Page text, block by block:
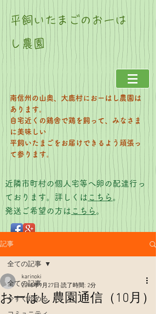
平飼いたまごのおーは
し農園
南信州の山奥、大鹿村におーはし農園は
あります。
自宅近くの鷄舎で鶏を飼って、みなさま
に美味しい
​平飼いたまごをお届けできるよう頑張っ
て参ります。
近隣市町村の個人宅等へ卵の配達行っ
ております。詳しくは こちら 。
​発送ご希望の方は こちら 。
記事
全ての記事
今すぐ始める
全ての記事
おーはし農園通信（10月）
karinoki
2018年9月27日 読了時間: 2分